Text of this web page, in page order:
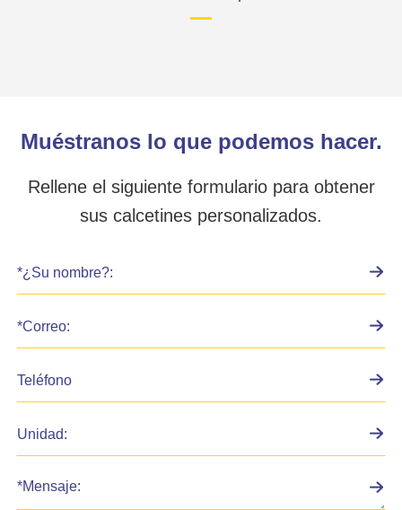
Muéstranos lo que podemos hacer.
Rellene el siguiente formulario para obtener
sus calcetines personalizados.